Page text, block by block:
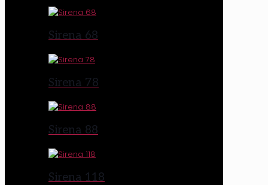
Sirena 68
Sirena 78
Sirena 88
Sirena 118